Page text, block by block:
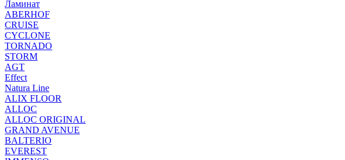
Ламинат
ABERHOF
CRUISE
CYCLONE
TORNADO
STORM
AGT
Effect
Natura Line
ALIX FLOOR
ALLOC
ALLOC ORIGINAL
GRAND AVENUE
BALTERIO
EVEREST